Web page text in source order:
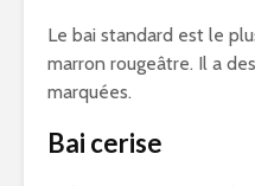
Le bai standard est le
marron rougeâtre. Il a
marquées.
Bai cerise